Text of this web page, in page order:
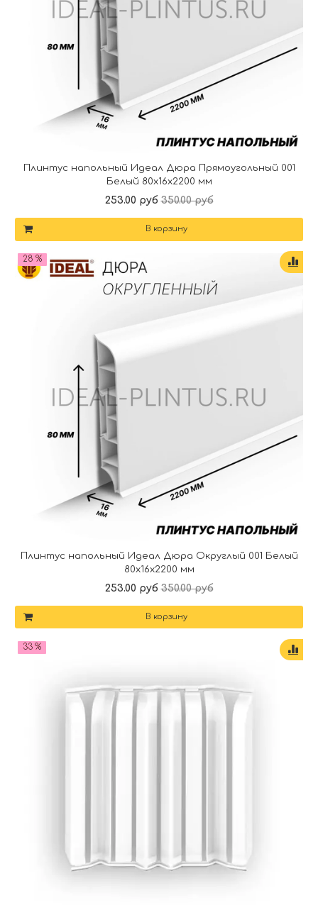
Плинтус напольный Идеал Дюра Прямоугольный 001
Белый 80x16x2200 мм
253.00 руб 350.00 руб
В корзину
28 %
Плинтус напольный Идеал Дюра Округлый 001 Белый
80x16x2200 мм
253.00 руб 350.00 руб
В корзину
33 %